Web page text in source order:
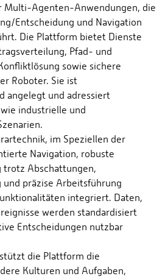
Multi-Agenten-Anwendungen, die
Entscheidung und Navigation
Die Plattform bietet Dienste
Pfad- und
sowie sichere
Roboter. Sie ist
angelegt und adressiert
industrielle und
im Speziellen der
Navigation, robuste
trotz Abschattungen,
präzise Arbeitsführung
integriert. Daten,
werden standardisiert
Entscheidungen nutzbar
die Plattform die
Kulturen und Aufgaben,